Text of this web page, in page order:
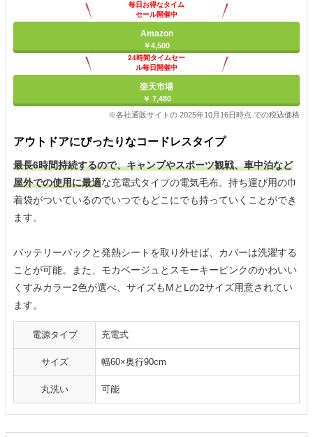
毎日お得なタイム
セール開催中
Amazon
￥4,500
24時間タイムセー
ル毎日開催中
楽天市場
￥ 7,480
※各社通販サイトの 2025年10月16日時点 での税込価格
アウトドアにぴったりなコードレスタイプ
最長6時間持続するので、キャンプやスポーツ観戦、車中泊など
屋外での使用に最適な充電式タイプの電気毛布。持ち運び用の巾
着袋がついているのでいつでもどこにでも持っていくことができ
ます。
バッテリーパックと発熱シートを取り外せば、カバーは洗濯する
ことが可能。また、モカベージュとスモーキーピンクのかわいい
くすみカラー2色が選べ、サイズもMとLの2サイズ用意されてい
ます。
電源タイプ 充電式
サイズ 幅60×奥行90cm
丸洗い 可能